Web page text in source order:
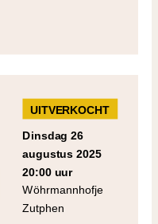
UITVERKOCHT
dinsdag 26
augustus 2025
20:00 uur
Wöhrmannhofje
Zutphen